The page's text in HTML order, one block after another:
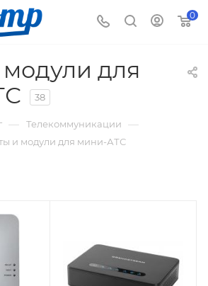
0
для
38
— Телекоммуникации —
и модули для мини-АТС